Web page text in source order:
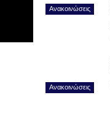
Ανακοινώσεις
Ανακοινώσεις